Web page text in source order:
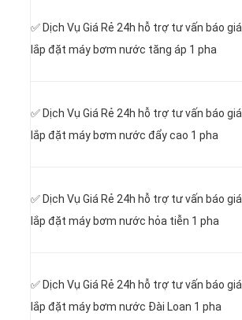
✅ Dịch Vụ Giá Rẻ 24h hỗ trợ tư vấn báo giá
lắp đặt máy bơm nước tăng áp 1 pha
✅ Dịch Vụ Giá Rẻ 24h hỗ trợ tư vấn báo giá
lắp đặt máy bơm nước đẩy cao 1 pha
✅ Dịch Vụ Giá Rẻ 24h hỗ trợ tư vấn báo giá
lắp đặt máy bơm nước hỏa tiễn 1 pha
✅ Dịch Vụ Giá Rẻ 24h hỗ trợ tư vấn báo giá
lắp đặt máy bơm nước Đài Loan 1 pha